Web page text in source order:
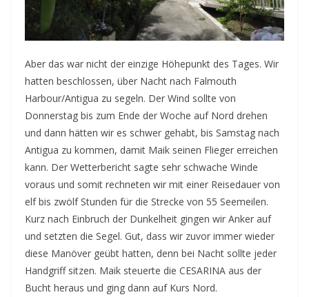
Aber das war nicht der einzige Höhepunkt des Tages. Wir
hatten beschlossen, über Nacht nach Falmouth
Harbour/Antigua zu segeln. Der Wind sollte von
Donnerstag bis zum Ende der Woche auf Nord drehen
und dann hätten wir es schwer gehabt, bis Samstag nach
Antigua zu kommen, damit Maik seinen Flieger erreichen
kann. Der Wetterbericht sagte sehr schwache Winde
voraus und somit rechneten wir mit einer Reisedauer von
elf bis zwölf Stunden für die Strecke von 55 Seemeilen.
Kurz nach Einbruch der Dunkelheit gingen wir Anker auf
und setzten die Segel. Gut, dass wir zuvor immer wieder
diese Manöver geübt hatten, denn bei Nacht sollte jeder
Handgriff sitzen. Maik steuerte die CESARINA aus der
Bucht heraus und ging dann auf Kurs Nord.